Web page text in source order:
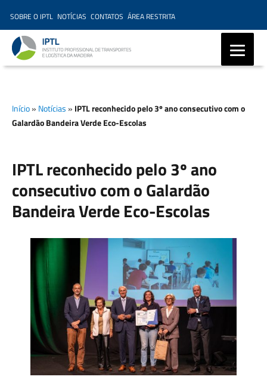
SOBRE O IPTL NOTÍCIAS CONTATOS ÁREA RESTRITA
Madeira, Ensino Profissional,
Formação Marítima,
Início» Notícias » IPTL reconhecido pelo 3º ano consecutivo com o
Galardão Bandeira Verde Eco-Escolas
IPTL reconhecido pelo 3º ano
consecutivo com o Galardão
Bandeira Verde Eco-Escolas